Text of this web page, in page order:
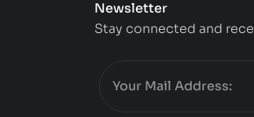
Newsletter
Stay connected and